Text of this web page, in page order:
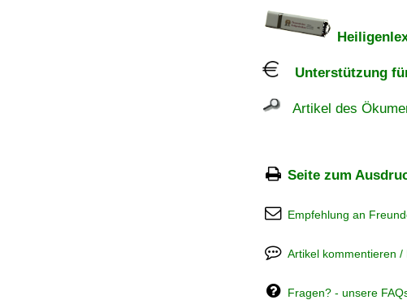
Unterstützung
Artikel des
Seite zum
Empfehlung an
Artikel kommentieren /
Fragen? - unsere